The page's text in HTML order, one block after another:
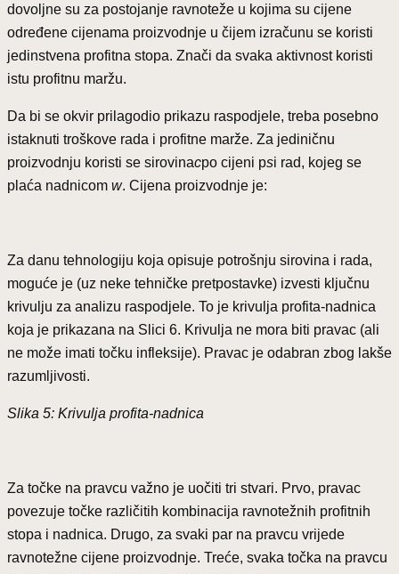
dovoljne su za postojanje ravnoteže u kojima su cijene
određene cijenama proizvodnje u čijem izračunu se koristi
jedinstvena profitna stopa. Znači da svaka aktivnost koristi
istu profitnu maržu.
Da bi se okvir prilagodio prikazu raspodjele, treba posebno
istaknuti troškove rada i profitne marže. Za jediničnu
proizvodnju koristi se sirovinacpo cijeni psi rad, kojeg se
plaća nadnicom w. Cijena proizvodnje je:
Za danu tehnologiju koja opisuje potrošnju sirovina i rada,
moguće je (uz neke tehničke pretpostavke) izvesti ključnu
krivulju za analizu raspodjele. To je krivulja profita-nadnica
koja je prikazana na Slici 6. Krivulja ne mora biti pravac (ali
ne može imati točku infleksije). Pravac je odabran zbog lakše
razumljivosti.
Slika 5: Krivulja profita-nadnica
Za točke na pravcu važno je uočiti tri stvari. Prvo, pravac
povezuje točke različitih kombinacija ravnotežnih profitnih
stopa i nadnica. Drugo, za svaki par na pravcu vrijede
ravnotežne cijene proizvodnje. Treće, svaka točka na pravcu